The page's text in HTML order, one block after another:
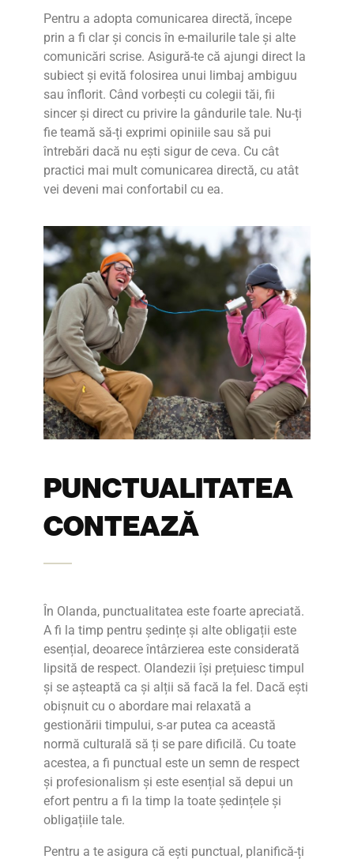
Pentru a adopta comunicarea directă, începe
prin a fi clar și concis în e-mailurile tale și alte
comunicări scrise. Asigură-te că ajungi direct la
subiect și evită folosirea unui limbaj ambiguu
sau înflorit. Când vorbești cu colegii tăi, fii
sincer și direct cu privire la gândurile tale. Nu-ți
fie teamă să-ți exprimi opiniile sau să pui
întrebări dacă nu ești sigur de ceva. Cu cât
practici mai mult comunicarea directă, cu atât
vei deveni mai confortabil cu ea.
PUNCTUALITATEA
CONTEAZĂ
În Olanda, punctualitatea este foarte apreciată.
A fi la timp pentru ședințe și alte obligații este
esențial, deoarece întârzierea este considerată
lipsită de respect. Olandezii își prețuiesc timpul
și se așteaptă ca și alții să facă la fel. Dacă ești
obișnuit cu o abordare mai relaxată a
gestionării timpului, s-ar putea ca această
normă culturală să ți se pare dificilă. Cu toate
acestea, a fi punctual este un semn de respect
și profesionalism și este esențial să depui un
efort pentru a fi la timp la toate ședințele și
obligațiile tale.
Pentru a te asigura că ești punctual, planifică-ți